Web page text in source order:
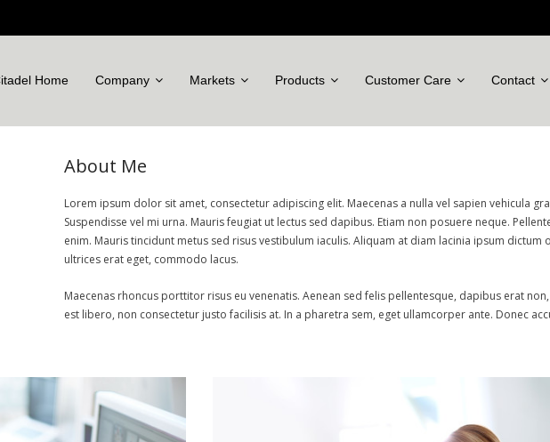
Home Company Markets Products Customer Care Contact
About Me
Lorem ipsum dolor sit amet, consectetur adipiscing elit. Maecenas a nulla vel sapien vehicula
Suspendisse vel mi urna. Mauris feugiat ut lectus sed dapibus. Etiam non posuere neque.
enim. Mauris tincidunt metus sed risus vestibulum iaculis. Aliquam at diam lacinia ipsum dictum
ultrices erat eget, commodo lacus.
Maecenas rhoncus porttitor risus eu venenatis. Aenean sed felis pellentesque, dapibus erat
est libero, non consectetur justo facilisis at. In a pharetra sem, eget ullamcorper ante. Donec